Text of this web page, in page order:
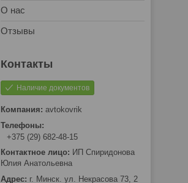
О нас
Отзывы
Наличие документов
avtokovrik
+375 (29) 682-48-15
ИП Спиридонова
Юлия Анатольевна
г. Минск. ул. Некрасова 73, 2